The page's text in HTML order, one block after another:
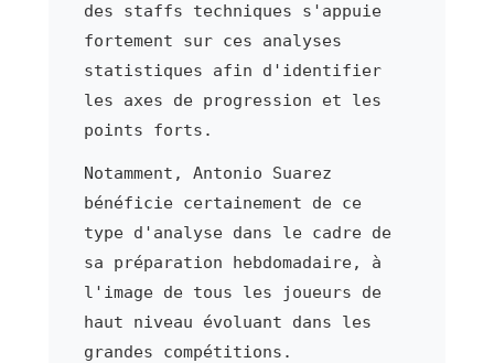
des staffs techniques s'appuie
fortement sur ces analyses
statistiques afin d'identifier
les axes de progression et les
points forts.
Notamment, Antonio Suarez
bénéficie certainement de ce
type d'analyse dans le cadre de
sa préparation hebdomadaire, à
l'image de tous les joueurs de
haut niveau évoluant dans les
grandes compétitions.